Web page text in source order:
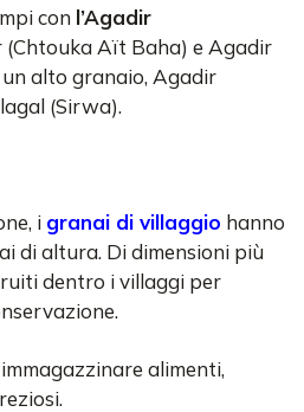
con l’Agadir
(Chtouka Aït Baha) e Agadir
un alto granaio, Agadir
(Sirwa).
i granai di villaggio hanno
di altura. Di dimensioni più
dentro i villaggi per
alimenti,